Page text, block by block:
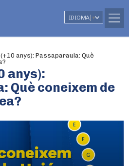
IDIOMA ▼
anys): Passaparaula: Què
anys):
Què coneixem de